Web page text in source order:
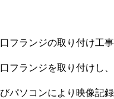
フランジの取り付け工
フランジを取り付けし
パソコンにより映像記